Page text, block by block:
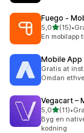
Fuego ‑
5,0ud af 5
(15)
15 •
En mobilapp
Mobile
Gratis at
Omdan
Vegacart –
5,0ud af 5
(11)
11 •
Byg en
kodning